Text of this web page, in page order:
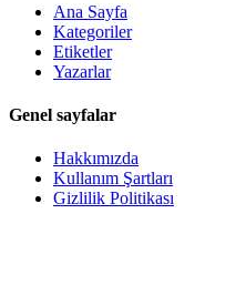
Ana Sayfa
Kategoriler
Etiketler
Yazarlar
Genel sayfalar
Hakkımızda
Kullanım Şartları
Gizlilik Politikası